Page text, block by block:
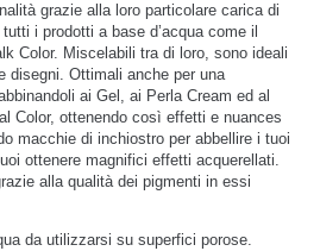
grazie alla loro particolare carica di
i prodotti a base d’acqua come il
Color. Miscelabili tra di loro, sono ideali
disegni. Ottimali anche per una
ai Gel, ai Perla Cream ed al
Color, ottenendo così effetti e nuances
macchie di inchiostro per abbellire i tuoi
ottenere magnifici effetti acquerellati.
alla qualità dei pigmenti in essi
da utilizzarsi su superfici porose.